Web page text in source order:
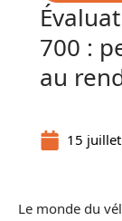
700 :
au
15
Le monde du